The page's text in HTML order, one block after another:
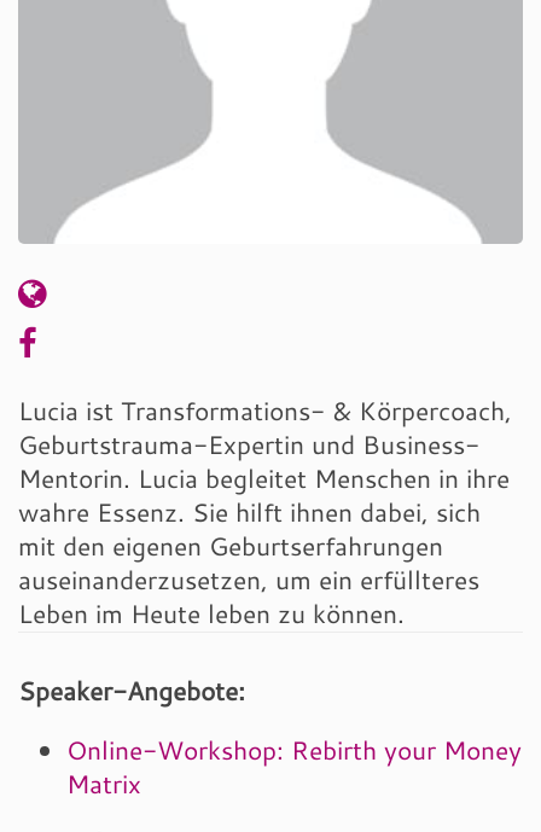
Lucia ist Transformations- & Körpercoach,
Geburtstrauma-Expertin und Business-
Mentorin. Lucia begleitet Menschen in ihre
wahre Essenz. Sie hilft ihnen dabei, sich
mit den eigenen Geburtserfahrungen
auseinanderzusetzen, um ein erfüllteres
Leben im Heute leben zu können.
Speaker-Angebote:
Online-Workshop: Rebirth your Money
Matrix